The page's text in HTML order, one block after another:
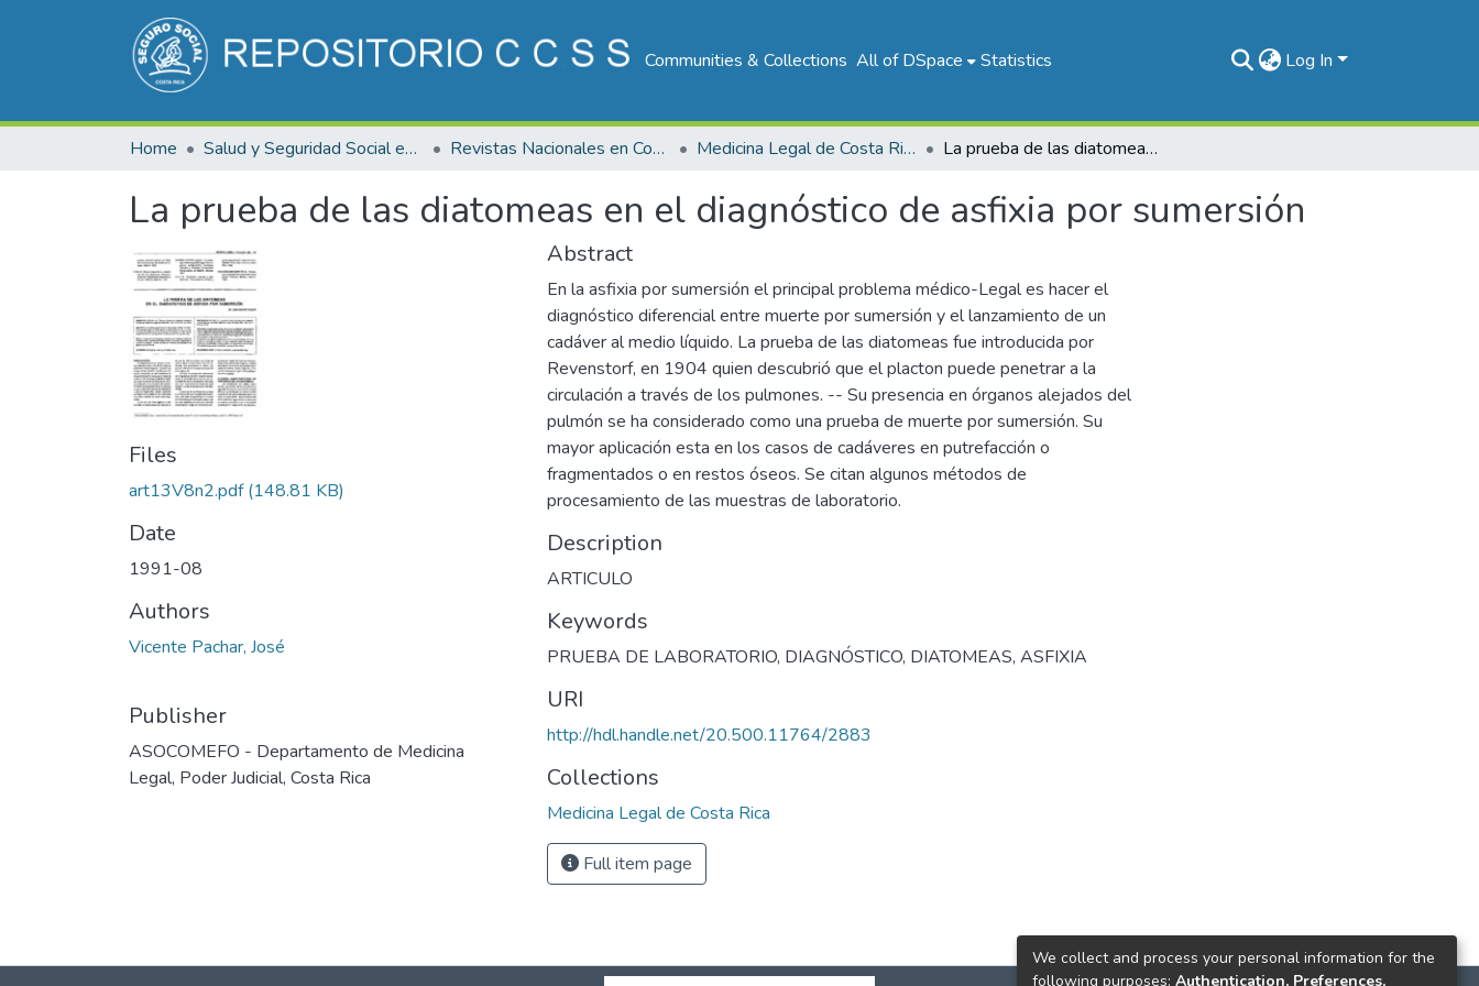
Communities & Collections All of DSpace Statistics Log In
Home Salud y Seguridad Social en Costa Rica Revistas Nacionales en Costa Rica Medicina Legal de Costa Rica La prueba de las diatomeas en el diagnóstico de asfixia por sumersión
La prueba de las diatomeas en el diagnóstico de asfixia por sumersión
Files
art13V8n2.pdf(148.81 KB)
Date
1991-08
Authors
Vicente Pachar, José
Publisher
ASOCOMEFO - Departamento de Medicina
Legal, Poder Judicial, Costa Rica
Abstract
En la asfixia por sumersión el principal problema médico-Legal es hacer el
diagnóstico diferencial entre muerte por sumersión y el lanzamiento de un
cadáver al medio líquido. La prueba de las diatomeas fue introducida por
Revenstorf, en 1904 quien descubrió que el placton puede penetrar a la
circulación a través de los pulmones. -- Su presencia en órganos alejados del
pulmón se ha considerado como una prueba de muerte por sumersión. Su
mayor aplicación esta en los casos de cadáveres en putrefacción o
fragmentados o en restos óseos. Se citan algunos métodos de
procesamiento de las muestras de laboratorio.
Description
ARTICULO
Keywords
PRUEBA DE LABORATORIO, DIAGNÓSTICO, DIATOMEAS, ASFIXIA
URI
http://hdl.handle.net/20.500.11764/2883
Collections
Medicina Legal de Costa Rica
Full item page
We collect and process your personal information for the
following purposes: Authentication, Preferences,